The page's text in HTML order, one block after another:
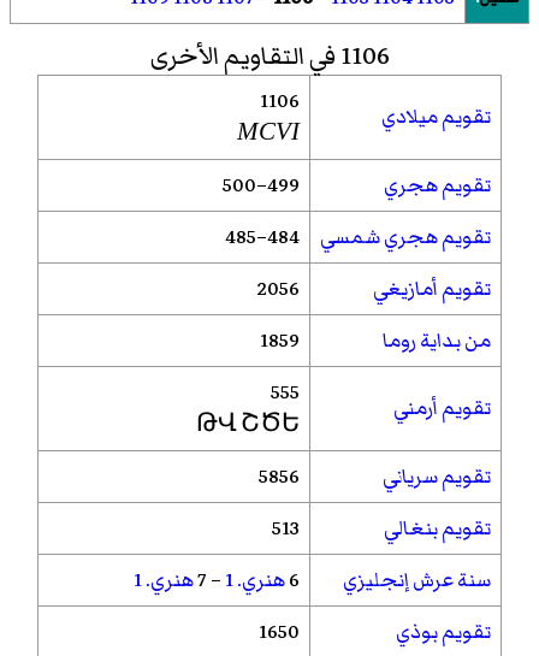
1106 في التقاويم الأخرى
تقويم ميلادي 1106
MCVI
تقويم هجري
499–500
تقويم هجري شمسي
484–485
تقويم أمازيغي
2056
من بداية روما
1859
تقويم أرمني
555
ԹՎ ՇԾԵ
تقويم سرياني
5856
تقويم بنغالي
513
سنة عرش إنجليزي
6هنري. 1 – 7 هنري. 1
تقويم بوذي
1650